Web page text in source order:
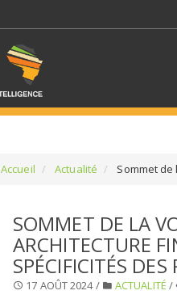
Accueil Actualité Sommet
SOMMET DE LA
ARCHITECTURE
SPÉCIFICITÉS DES
17 AOÛT 2024 / ACTUALITÉ /